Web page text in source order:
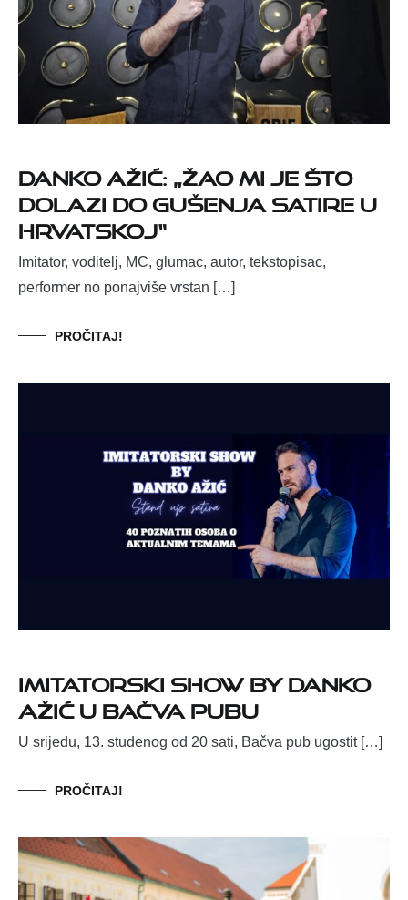
DANKO AŽIĆ: „Žao mi je što
dolazi do gušenja satire u
Hrvatskoj“
Imitator, voditelj, MC, glumac, autor, tekstopisac,
performer no ponajviše vrstan […]
PROČITAJ!
Imitatorski show by Danko
Ažić u Bačva Pubu
U srijedu, 13. studenog od 20 sati, Bačva pub ugostit […]
PROČITAJ!